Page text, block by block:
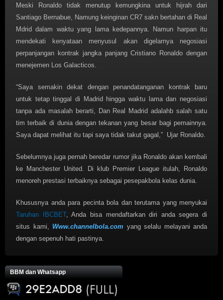
Meski Ronaldo tidak menutup kemungkina untuk hijrah dari
Santiago Bernabue, Namung keinginan CR7 sakn bertahan di Real
Mdrid dalam waktu yang lama kedepannya. Namun harpan itu
mendekati kenyataan menyusul akan digelarnya negosiasi
perpanjangan kontrak jangka panjang Cristiano Ronaldo dengan
menejemen Los Galacticos.
“Saya semakin dekat dengan penandatanganan kontrak baru
untuk tetap tinggal di Madrid hingga waktu lama dan negosiasi
tanpa ada masalah berarti, Dan Real Madrid adalahb salah satu
tim terbaik di dunia dengan tekanan yang besar bagi pemainnya.
Saya dapat melihat itu tapi saya tidak takut gagal,” Ujar Ronaldo.
Sebelumnya juga pernah beredar rumor jika Ronaldo akan kembali
ke Manchester United. Di klub Premier League itulah, Ronaldo
menoreh prestasi terbaiknya sebagai pesepakbola kelas dunia.
Khususnya anda para pecinta bola dan terutama yang menyukai
Taruhan IBCBET, Anda bisa mendaftarkan diri anda segera di
situs kami, Www.channelbola.com yang selalu melayani anda
dengan sepenuh hati pastinya.
BBM dan Whatsapp